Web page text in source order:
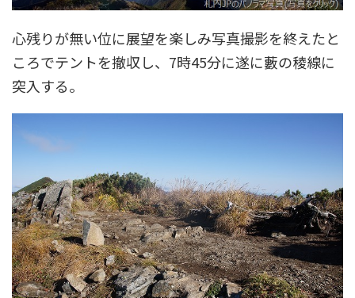
心残りが無い位に展望を楽しみ写真撮影を終えたと
ころでテントを撤収し、7時45分に遂に藪の稜線に
突入する。